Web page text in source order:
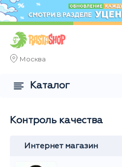
Москва
Контроль качества
Интернет магазин
Каталог